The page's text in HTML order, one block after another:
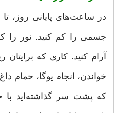
در ساعت‌های پایانی روز،
جسمی را کم کنید. نور را
آرام کنید. کاری که
خواندن، انجام یوگا، حمام
که پشت سر گذاشته‌اید با